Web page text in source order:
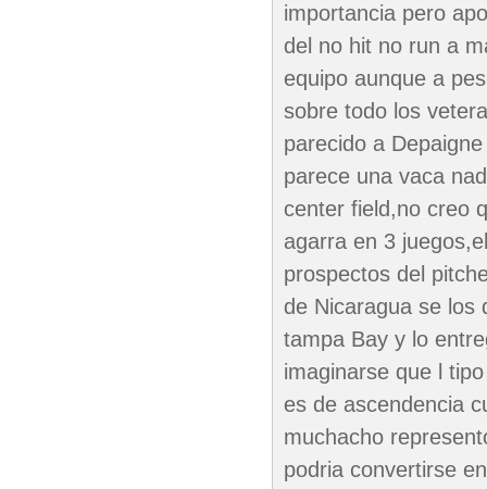
importancia pero
del no hit no run a
equipo aunque a
sobre todo los
parecido a
parece una vaca
center field,no creo
agarra en 3
prospectos del
de Nicaragua se los
tampa Bay y lo
imaginarse que l
es de ascendencia
muchacho
podria convertirse